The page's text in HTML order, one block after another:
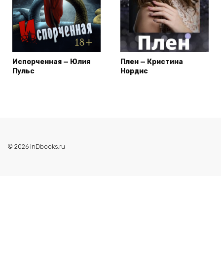
Испорченная — Юлия
Пульс
Плен — Кристина
Нордис
© 2026 inDbooks.ru